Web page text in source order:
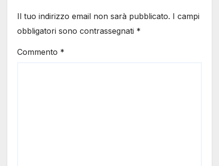
Il tuo indirizzo email non sarà pubblicato. I campi
obbligatori sono contrassegnati *
Commento *